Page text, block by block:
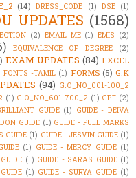
(14) DRESS_CODE (1) DSE (1)
UPDATES (1568)
(2) EMAIL ME (1) EMIS (2)
EQUIVALENCE OF DEGREE (2)
EXAM UPDATES (84) EXCEL
FONTS -TAMIL (1) FORMS (5) G.K
(94) G.O_NO_001-100_2
(1) G.O_NO_601-700_2 (1) GPF (2)
GUIDE (1) GUIDE - DEIVA
GUIDE (1) GUIDE - FULL MARKS
GUIDE (1) GUIDE - JESVIN GUIDE (1)
(1) GUIDE - MERCY GUIDE (1)
(1) GUIDE - SARAS GUIDE (1)
(1) GUIDE - SURYA GUIDE (1)